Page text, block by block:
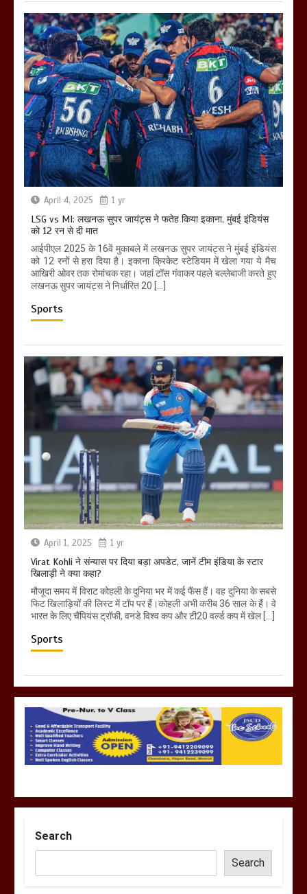
April 4, 2025 1 yr
LSG vs MI: लखनऊ सुपर जायंट्स ने फतेह किया इकाना, मुंबई इंडियंस
को 12 रन से दी मात
आईपीएल 2025 के 16वें मुकाबले में लखनऊ सुपर जायंट्स ने मुंबई इंडियंस
को 12 रनों से हरा दिया है। इकाना क्रिकेट स्टेडियम में खेला गया ये मैच
आखिरी ओवर तक रोमांचक रहा। जहां टॉस गंवाकर पहले बल्लेबाजी करते हुए
लखनऊ सुपर जायंट्स ने निर्धारित 20 […]
Sports
April 1, 2025 1 yr
Virat Kohli ने संन्यास पर दिया बड़ा अपडेट, जानें टीम इंडिया के स्टार
खिलाड़ी ने क्या कहा?
मौजूदा समय में विराट कोहली के दुनिया भर में कई फैंस हैं। वह दुनिया के सबसे
फिट खिलाड़ियों की लिस्ट में टॉप पर हैं।कोहली अभी करीब 36 साल के हैं। वे
भारत के लिए चैंपियंस ट्रॉफी, वनडे विश्व कप और टी20 वर्ल्ड कप में खेल […]
Sports
Search
Search